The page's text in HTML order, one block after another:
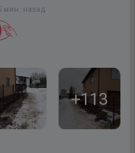
мин. назад
+113